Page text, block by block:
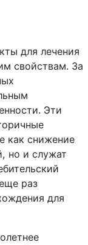
для лечения
свойствам. За
Эти
как снижение
но и служат
раз
для